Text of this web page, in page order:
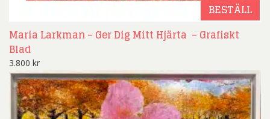
BESTÄLL
Maria Larkman – Ger Dig Mitt Hjärta – Grafiskt
Blad
3.800 kr